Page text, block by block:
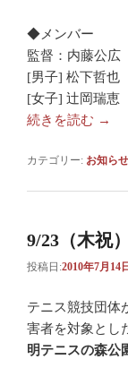
◆メンバー
監督：内藤公広
[男子] 松下哲也
[女子] 辻岡瑞恵
続きを読む →
カテゴリー: お知らせ
9/23（木祝
投稿日:2010年7月14日
テニス競技団体
害者を対象とし
明テニスの森公